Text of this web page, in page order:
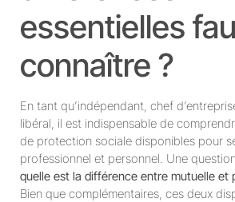
essentielles
connaître ?
En tant qu’indépendant, chef
libéral, il est indispensable de
de protection sociale disponibles pour
professionnel et personnel. Une
quelle est la différence entre mutuelle et
Bien que complémentaires, ces deux